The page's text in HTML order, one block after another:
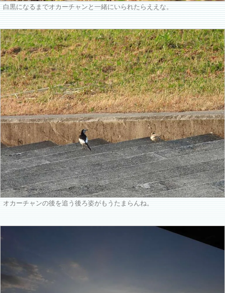
白黒になるまでオカーチャンと一緒にいられたらええな。
オカーチャンの後を追う後ろ姿がもうたまらんね。